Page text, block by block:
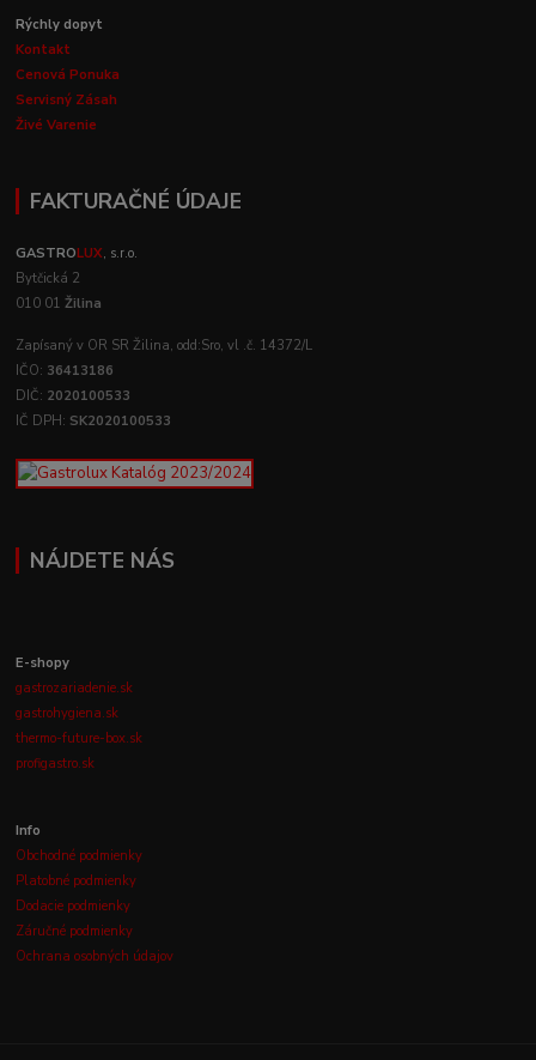
Rýchly dopyt
Kontakt
Cenová Ponuka
Servisný Zásah
Živé Varenie
FAKTURAČNÉ ÚDAJE
GASTROLUX, s.r.o.
Bytčická 2
010 01Žilina
Zapísaný v OR SR Žilina, odd:Sro, vl .č. 14372/L
IČO: 36413186
DIČ: 2020100533
IČ DPH: SK2020100533
NÁJDETE NÁS
E-shopy
gastrozariadenie.sk
gastrohygiena.sk
thermo-future-box.sk
profigastro.sk
Info
Obchodné podmienky
Platobné podmienky
Dodacie podmienky
Záručné podmienky
Ochrana osobných údajov